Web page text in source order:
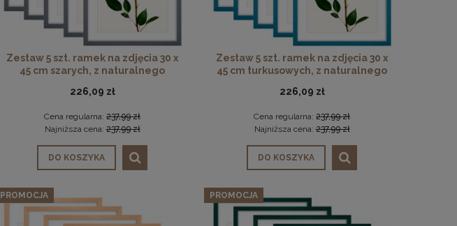
Zestaw 5 szt. ramek na zdjęcia 30 x
45 cm szarych, z naturalnego
226,09 zł
Cena regularna: 237,99 zł
Najniższa cena:237,99 zł
DO KOSZYKA
Zestaw 5 szt. ramek na zdjęcia 30 x
45 cm turkusowych, z naturalnego
226,09 zł
Cena regularna: 237,99 zł
Najniższa cena:237,99 zł
DO KOSZYKA
PROMOCJA PROMOCJA